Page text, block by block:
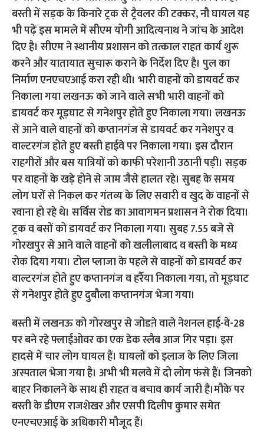
बस्ती में लखनऊ को गोरखपुर से जोडऩे वाले नेशनल हाई-वे-28
पर बने रहे फ्लाईओवर का एक डेक स्लैब आज गिर पड़ा। इस
हादसे में चार लोग घायल हैं। घायलों को इलाज के लिए जिला
अस्पताल भेजा गया है। अभी भी मलवे में दो लोग फंसे हैं। जिनको
बाहर निकालने के साथ ही राहत व बचाव कार्य जारी है।मौके पर
बस्ती के डीएम राजशेखर और एसपी दिलीप कुमार समेत
एनएचएआई के अधिकारी मौजूद हैं।